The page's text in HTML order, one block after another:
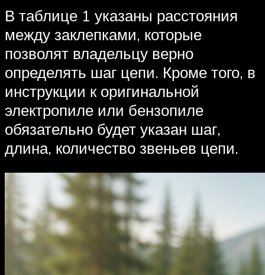
В таблице 1 указаны расстояния
между заклепками, которые
позволят владельцу верно
определять шаг цепи. Кроме того, в
инструкции к оригинальной
электропиле или бензопиле
обязательно будет указан шаг,
длина, количество звеньев цепи.